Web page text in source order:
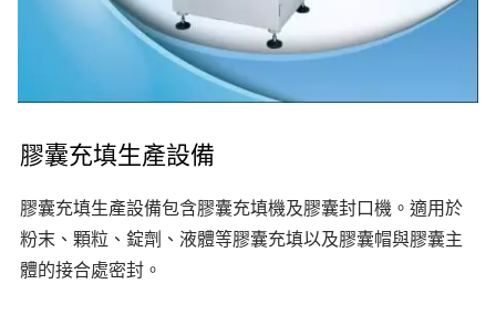
膠囊充填生產設備
膠囊充填生產設備包含膠囊充填機及膠囊封口機。適用於
粉末、顆粒、錠劑、液體等膠囊充填以及膠囊帽與膠囊主
體的接合處密封。